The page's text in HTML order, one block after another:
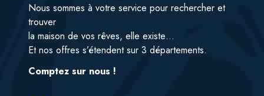
Nous sommes à votre service pour rechercher et
trouver
la maison de vos rêves, elle existe…
Et nos offres s’étendent sur 3 départements.
Comptez sur nous !